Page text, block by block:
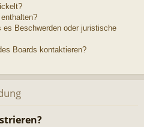
Beschwerden oder juristische
Boards kontaktieren?